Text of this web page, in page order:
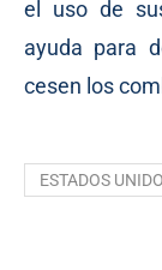
el uso de
ayuda para
cesen los
ESTADOS